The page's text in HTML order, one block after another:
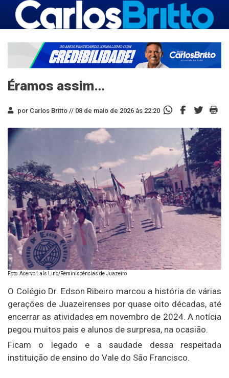
Éramos assim…
por Carlos Britto // 08 de maio de 2026 às 22:20
Foto: Acervo Laís Lino/Reminiscências de Juazeiro
O Colégio Dr. Edson Ribeiro marcou a história de várias
gerações de Juazeirenses por quase oito décadas, até
encerrar as atividades em novembro de 2024. A notícia
pegou muitos pais e alunos de surpresa, na ocasião.
Ficam o legado e a saudade dessa respeitada
instituição de ensino do Vale do São Francisco.